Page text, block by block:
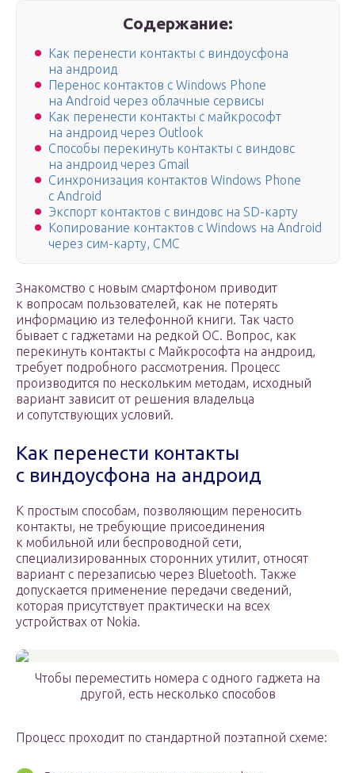
Содержание:
Как перенести контакты с виндоусфона
на андроид
Перенос контактов с Windows Phone
на Android через облачные сервисы
Как перенести контакты с майкрософт
на андроид через Outlook
Способы перекинуть контакты с виндовс
на андроид через Gmail
Синхронизация контактов Windows Phone
с Android
Экспорт контактов с виндовс на SD-карту
Копирование контактов с Windows на Android
через сим-карту, СМС
Знакомство с новым смартфоном приводит
к вопросам пользователей, как не потерять
информацию из телефонной книги. Так часто
бывает с гаджетами на редкой ОС. Вопрос, как
перекинуть контакты с Майкрософта на андроид,
требует подробного рассмотрения. Процесс
производится по нескольким методам, исходный
вариант зависит от решения владельца
и сопутствующих условий.
Как перенести контакты
с виндоусфона на андроид
К простым способам, позволяющим переносить
контакты, не требующие присоединения
к мобильной или беспроводной сети,
специализированных сторонних утилит, относят
вариант с перезаписью через Bluetooth. Также
допускается применение передачи сведений,
которая присутствует практически на всех
устройствах от Nokia.
Чтобы переместить номера с одного гаджета на
другой, есть несколько способов
Процесс проходит по стандартной поэтапной схеме: